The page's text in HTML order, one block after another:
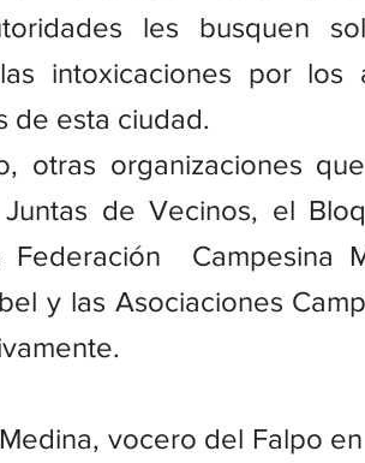
les busquen
intoxicaciones por los
de esta ciudad.
otras organizaciones
de Vecinos, el
Federación  Campesina
y las Asociaciones
vocero del Falpo